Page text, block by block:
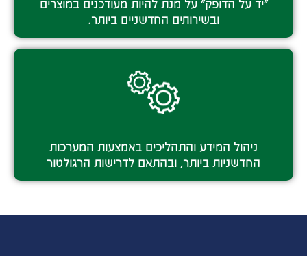
"יד על הדופק" על מנת להיות מעודכנים במוצרים
ובשירותים החדשניים ביותר.
ניהול המידע והתהליכים באמצעות המערכות
החדשניות ביותר, ובהתאם לדרישות הרגולטור